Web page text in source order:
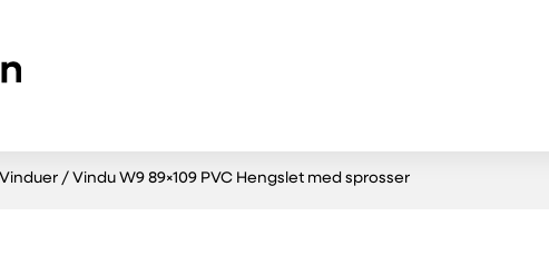
Vinduer/ Vindu W9 89×109 PVC Hengslet med sprosser